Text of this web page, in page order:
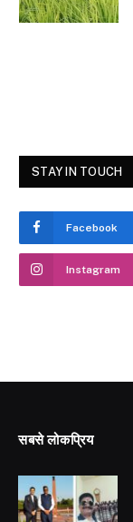
STAY IN TOUCH
Facebook
Instagram
सबसे लोकप्रिय